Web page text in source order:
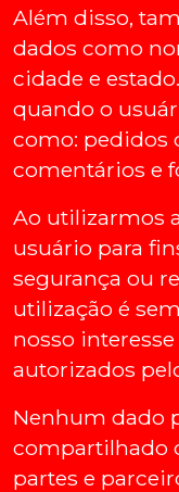
Além disso,
dados como
cidade e
quando o
como: pedidos
comentários e
Ao utilizarmos
usuário para
segurança ou
utilização é
nosso
autorizados
Nenhum dado
compartilhado
partes e